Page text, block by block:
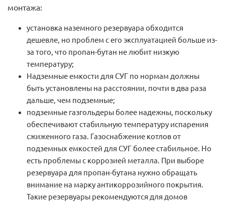
монтажа:
установка наземного резервуара обходится
дешевле, но проблем с его эксплуатацией больше из-
за того, что пропан-бутан не любит низкую
температуру;
Надземные емкости для СУГ по нормам должны
быть установлены на расстоянии, почти в два раза
дальше, чем подземные;
подземные газгольдеры более надежны, поскольку
обеспечивают стабильную температуру испарения
сжиженного газа. Газоснабжение котлов от
подземных емкостей для СУГ более стабильное. Но
есть проблемы с коррозией металла. При выборе
резервуара для пропан-бутана нужно обращать
внимание на марку антикоррозийного покрытия.
Такие резервуары рекомендуются для домов